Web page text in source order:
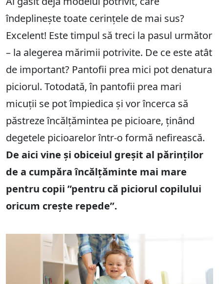
îndeplinește toate cerințele de mai sus?
Excelent! Este timpul să treci la pasul următor
– la alegerea mărimii potrivite. De ce este atât
de important? Pantofii prea mici pot denatura
piciorul. Totodată, în pantofii prea mari
micuții se pot împiedica și vor încerca să
păstreze încălțămintea pe picioare, ținând
degetele picioarelor într-o formă nefirească.
De aici vine și obiceiul greșit al părinților
de a cumpăra încălțăminte mai mare
pentru copii ”pentru că piciorul copilului
oricum crește repede”.